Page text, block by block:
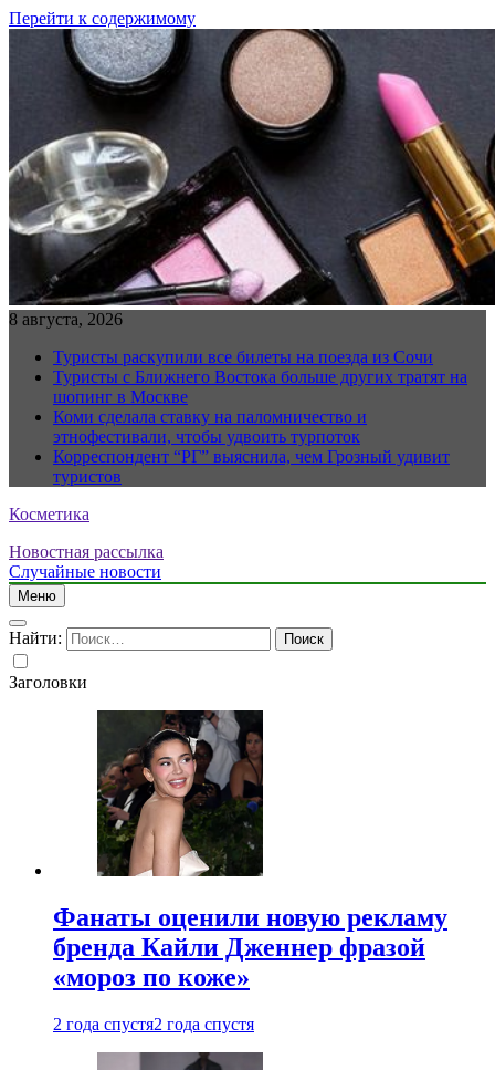
Перейти к содержимому
8 августа, 2026
Туристы раскупили все билеты на поезда из Сочи
Туристы с Ближнего Востока больше других тратят на
шопинг в Москве
Коми сделала ставку на паломничество и
этнофестивали, чтобы удвоить турпоток
Корреспондент “РГ” выяснила, чем Грозный удивит
туристов
Косметика
Новостная рассылка
Случайные новости
Меню
Найти:
Заголовки
Фанаты оценили новую рекламу
бренда Кайли Дженнер фразой
«мороз по коже»
2 года спустя2 года спустя